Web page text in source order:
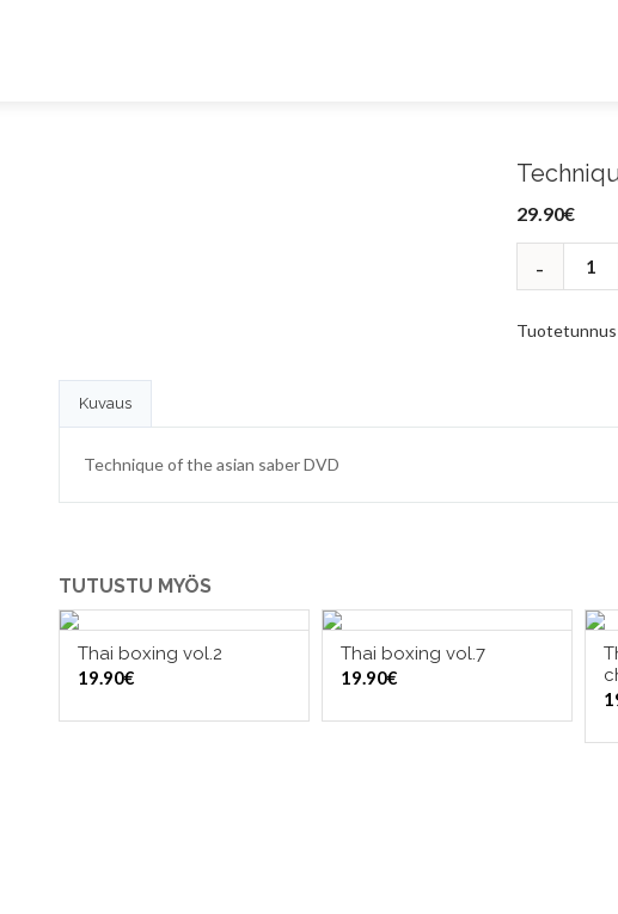
29.90€
Tuotetunnus
Kuvaus
Technique of the asian saber DVD
TUTUSTU MYÖS
LISÄÄ OSTOSKORIIN
Thai boxing vol.2
19.90€
LISÄÄ OSTOSKORIIN
Thai boxing vol.7
19.90€